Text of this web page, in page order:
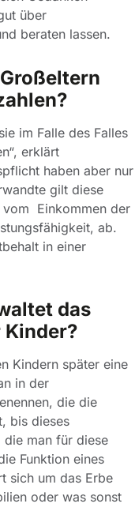
über
beraten lassen.
im Falle des Falles
erklärt
haben aber nur
gilt diese
vom Einkommen der
ab.
in einer
das
Kinder?
Kindern später eine
in der
die die
bis dieses
die man für diese
Funktion eines
sich um das Erbe
oder was sonst